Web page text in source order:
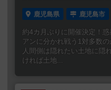
鹿児島県 鹿児島市
約4カ月ぶりに開催決定！
アンに分かれ戦う1対多数
人間側は隠れたい土地に隠
ければ土地...